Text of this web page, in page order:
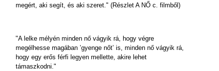
megért, aki segít, és aki szeret." (Részlet A NŐ c. filmből)
"A lelke mélyén minden nő vágyik rá, hogy végre
megélhesse magában ’gyenge nőt’ is, minden nő vágyik rá,
hogy egy erős férfi legyen mellette, akire lehet
támaszkodni."